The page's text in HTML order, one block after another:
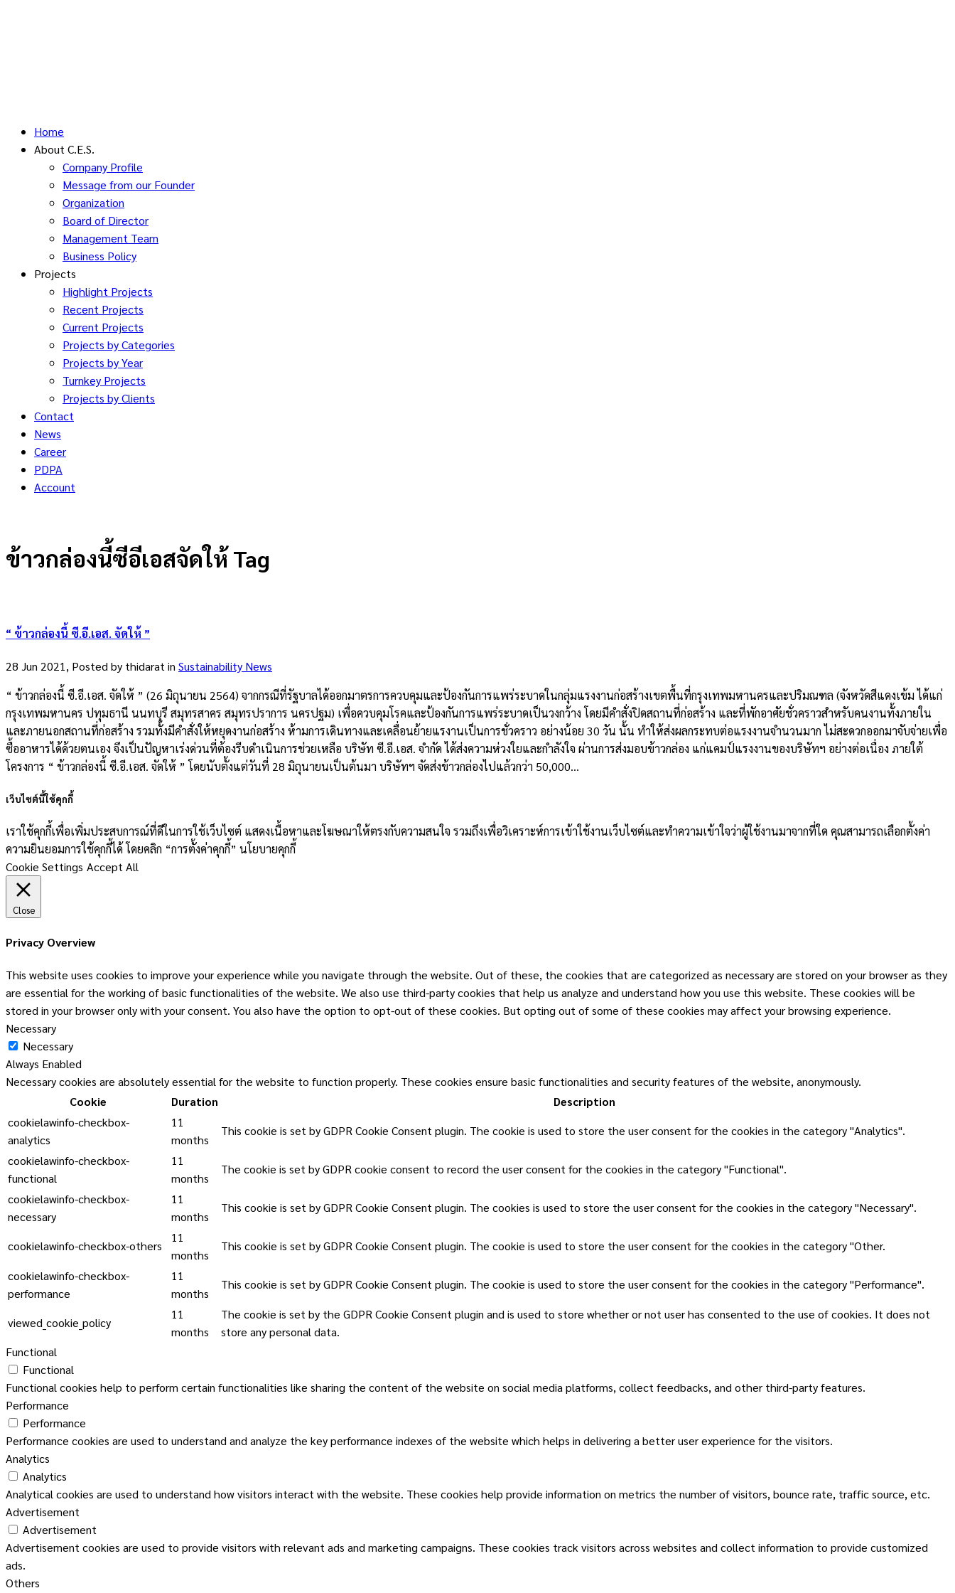
Home
About C.E.S.
Company Profile
Message from our Founder
Organization
Board of Director
Management Team
Business Policy
Projects
Highlight Projects
Recent Projects
Current Projects
Projects by Categories
Projects by Year
Turnkey Projects
Projects by Clients
Contact
News
Career
PDPA
Account
ข้าวกล่องนี้ซีอีเอสจัดให้ Tag
“ ข้าวกล่องนี้ ซี.อี.เอส. จัดให้ ”
28 Jun 2021, Posted by thidaratin Sustainability News
“ ข้าวกล่องนี้ ซี.อี.เอส. จัดให้ ” (26 มิถุนายน 2564) จากกรณีที่รัฐบาลได้ออกมาตรการควบคุมและป้องกันการแพร่ระบาดในกลุ่มแรงงานก่อสร้างเขตพื้นที่กรุงเทพมหานครและปริมณฑล (จังหวัดสีแดงเข้ม ได้แก่
กรุงเทพมหานคร ปทุมธานี นนทบุรี สมุทรสาคร สมุทรปราการ นครปฐม) เพื่อควบคุมโรคและป้องกันการแพร่ระบาดเป็นวงกว้าง โดยมีคำสั่งปิดสถานที่ก่อสร้าง และที่พักอาศัยชั่วคราวสำหรับคนงานทั้งภายใน
และภายนอกสถานที่ก่อสร้าง รวมทั้งมีคำสั่งให้หยุดงานก่อสร้าง ห้ามการเดินทางและเคลื่อนย้ายแรงานเป็นการชั่วคราว อย่างน้อย 30 วัน นั้น ทำให้ส่งผลกระทบต่อแรงงานจำนวนมาก ไม่สะดวกออกมาจับจ่ายเพื่อ
ซื้ออาหารได้ด้วยตนเอง จึงเป็นปัญหาเร่งด่วนที่ต้องรีบดำเนินการช่วยเหลือ บริษัท ซี.อี.เอส. จำกัด ได้ส่งความห่วงใยและกำลังใจ ผ่านการส่งมอบข้าวกล่อง แก่แคมป์แรงงานของบริษัทฯ อย่างต่อเนื่อง ภายใต้
โครงการ “ ข้าวกล่องนี้ ซี.อี.เอส. จัดให้ ” โดยนับตั้งแต่วันที่ 28 มิถุนายนเป็นต้นมา บริษัทฯ จัดส่งข้าวกล่องไปแล้วกว่า 50,000...
เว็บไซต์นี้ใช้คุกกี้
เราใช้คุกกี้เพื่อเพิ่มประสบการณ์ที่ดีในการใช้เว็บไซต์ แสดงเนื้อหาและโฆษณาให้ตรงกับความสนใจ รวมถึงเพื่อวิเคราะห์การเข้าใช้งานเว็บไซต์และทำความเข้าใจว่าผู้ใช้งานมาจากที่ใด คุณสามารถเลือกตั้งค่า
ความยินยอมการใช้คุกกี้ได้ โดยคลิก “การตั้งค่าคุกกี้” นโยบายคุกกี้
Cookie Settings Accept All
Close
Privacy Overview
This website uses cookies to improve your experience while you navigate through the website. Out of these, the cookies that are categorized as necessary are stored on your browser as they
are essential for the working of basic functionalities of the website. We also use third-party cookies that help us analyze and understand how you use this website. These cookies will be
stored in your browser only with your consent. You also have the option to opt-out of these cookies. But opting out of some of these cookies may affect your browsing experience.
Necessary
Necessary
Always Enabled
Necessary cookies are absolutely essential for the website to function properly. These cookies ensure basic functionalities and security features of the website, anonymously.
Cookie
Duration
Description
cookielawinfo-checkbox-
analytics
11
months
This cookie is set by GDPR Cookie Consent plugin. The cookie is used to store the user consent for the cookies in the category "Analytics".
cookielawinfo-checkbox-
functional
11
months
The cookie is set by GDPR cookie consent to record the user consent for the cookies in the category "Functional".
cookielawinfo-checkbox-
necessary
11
months
This cookie is set by GDPR Cookie Consent plugin. The cookies is used to store the user consent for the cookies in the category "Necessary".
cookielawinfo-checkbox-others
11
months
This cookie is set by GDPR Cookie Consent plugin. The cookie is used to store the user consent for the cookies in the category "Other.
cookielawinfo-checkbox-
performance
11
months
This cookie is set by GDPR Cookie Consent plugin. The cookie is used to store the user consent for the cookies in the category "Performance".
viewed_cookie_policy
11
months
The cookie is set by the GDPR Cookie Consent plugin and is used to store whether or not user has consented to the use of cookies. It does not
store any personal data.
Functional
Functional
Functional cookies help to perform certain functionalities like sharing the content of the website on social media platforms, collect feedbacks, and other third-party features.
Performance
Performance
Performance cookies are used to understand and analyze the key performance indexes of the website which helps in delivering a better user experience for the visitors.
Analytics
Analytics
Analytical cookies are used to understand how visitors interact with the website. These cookies help provide information on metrics the number of visitors, bounce rate, traffic source, etc.
Advertisement
Advertisement
Advertisement cookies are used to provide visitors with relevant ads and marketing campaigns. These cookies track visitors across websites and collect information to provide customized
ads.
Others